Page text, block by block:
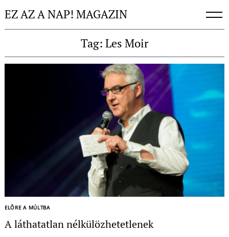
toEZ AZ A NAP! MAGAZIN
Tag: Les Moir
ELŐRE A MÚLTBA
A láthatatlan nélkülözhetetlenek